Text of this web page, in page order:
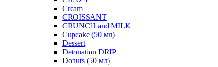
Cream
CROISSANT
CRUNCH and MILK
Cupcake (50 мл)
Dessert
Detonation DRIP
Donuts (50 мл)